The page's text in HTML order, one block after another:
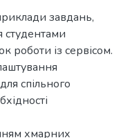
завдань,
студентами
роботи із сервісом.
спільного
хмарних